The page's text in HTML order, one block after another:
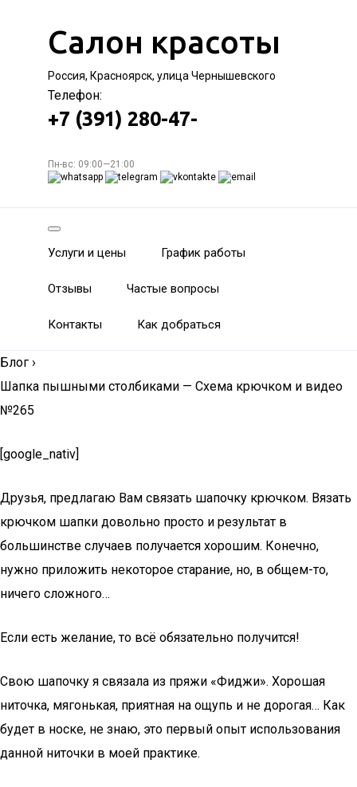
Салон красоты
Россия, Красноярск, улица Чернышевского
Телефон:
+7 (391) 280-47-
Пн-вс: 09:00—21:00
Услуги и цены График работы
Отзывы Частые вопросы
Контакты Как добраться
Блог ›
Шапка пышными столбиками — Схема крючком и видео
№265
[google_nativ]
Друзья, предлагаю Вам связать шапочку крючком. Вязать
крючком шапки довольно просто и результат в
большинстве случаев получается хорошим. Конечно,
нужно приложить некоторое старание, но, в общем-то,
ничего сложного…
Если есть желание, то всё обязательно получится!
Свою шапочку я связала из пряжи «Фиджи». Хорошая
ниточка, мягонькая, приятная на ощупь и не дорогая… Как
будет в носке, не знаю, это первый опыт использования
данной ниточки в моей практике.